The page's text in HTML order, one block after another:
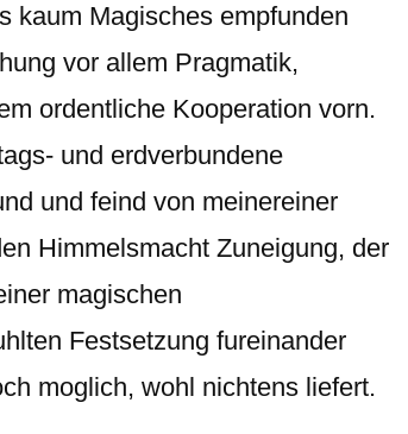
kaum Magisches empfunden
vor allem Pragmatik,
ordentliche Kooperation vorn.
und erdverbundene
und feind von meinereiner
Himmelsmacht Zuneigung, der
magischen
Festsetzung fureinander
moglich, wohl nichtens liefert.